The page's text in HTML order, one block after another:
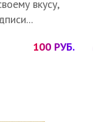
вкусу,
100 РУБ.